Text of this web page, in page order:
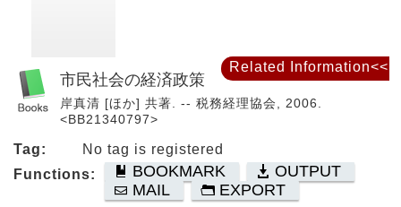
市民社会の経済政策
岸真清 [ほか] 共著. -- 税務経理協会, 2006.
<BB21340797>
Tag:
No tag is registered
Functions:
BOOKMARK
OUTPUT
MAIL
EXPORT
Related Information<<